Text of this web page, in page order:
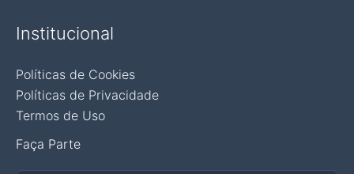
Institucional
Políticas de Cookies
Políticas de Privacidade
Termos de Uso
Faça Parte